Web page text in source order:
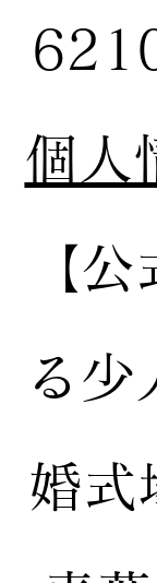
個人
【公
る少
婚式